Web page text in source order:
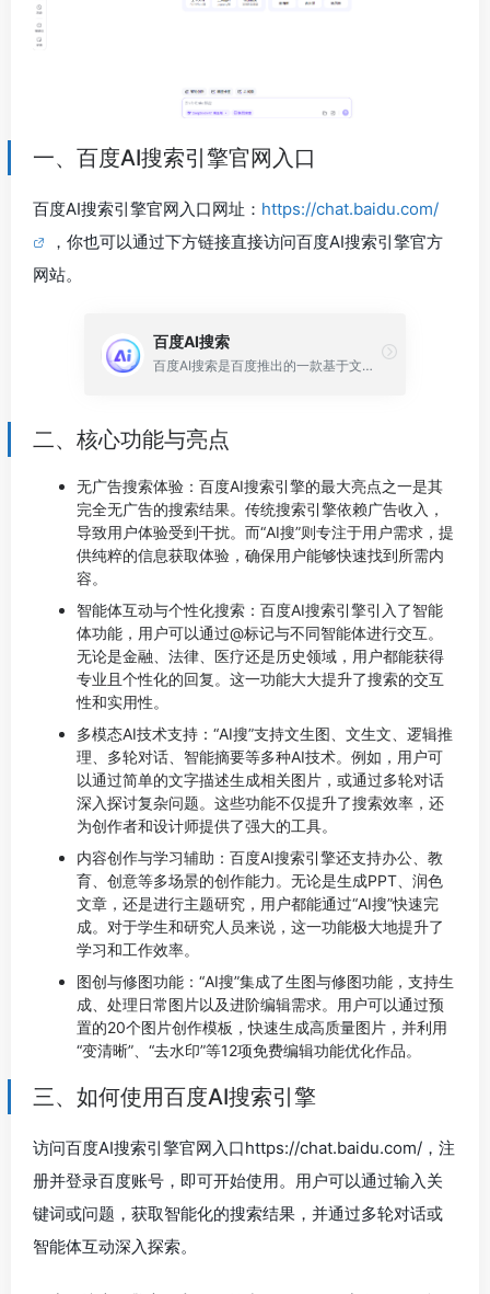
一、百度AI搜索引擎官网入口
百度AI搜索引擎官网入口网址： https://chat.baidu.com/
，你也可以通过下方链接直接访问百度AI搜索引擎官方
网站。
百度AI搜索
百度AI搜索是百度推出的一款基于文心大模型的桌面端人工智能搜索引擎，旨在为用户提供高效、智能的搜索体验。
二、核心功能与亮点
无广告搜索体验：百度AI搜索引擎的最大亮点之一是其
完全无广告的搜索结果。传统搜索引擎依赖广告收入，
导致用户体验受到干扰。而“AI搜”则专注于用户需求，提
供纯粹的信息获取体验，确保用户能够快速找到所需内
容。
智能体互动与个性化搜索：百度AI搜索引擎引入了智能
体功能，用户可以通过@标记与不同智能体进行交互。
无论是金融、法律、医疗还是历史领域，用户都能获得
专业且个性化的回复。这一功能大大提升了搜索的交互
性和实用性。
多模态AI技术支持：“AI搜”支持文生图、文生文、逻辑推
理、多轮对话、智能摘要等多种AI技术。例如，用户可
以通过简单的文字描述生成相关图片，或通过多轮对话
深入探讨复杂问题。这些功能不仅提升了搜索效率，还
为创作者和设计师提供了强大的工具。
内容创作与学习辅助：百度AI搜索引擎还支持办公、教
育、创意等多场景的创作能力。无论是生成PPT、润色
文章，还是进行主题研究，用户都能通过“AI搜”快速完
成。对于学生和研究人员来说，这一功能极大地提升了
学习和工作效率。
图创与修图功能：“AI搜”集成了生图与修图功能，支持生
成、处理日常图片以及进阶编辑需求。用户可以通过预
置的20个图片创作模板，快速生成高质量图片，并利用
“变清晰”、“去水印”等12项免费编辑功能优化作品。
三、如何使用百度AI搜索引擎
访问百度AI搜索引擎官网入口https://chat.baidu.com/，注
册并登录百度账号，即可开始使用。用户可以通过输入关
键词或问题，获取智能化的搜索结果，并通过多轮对话或
智能体互动深入探索。